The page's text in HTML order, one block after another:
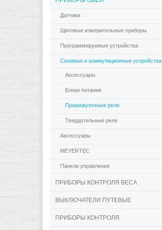
Датчики
Щитовые измерительные приборы
Программируемые устройства
Силовые и коммутационные устройства
Аксессуары
Блоки питания
Промежуточные реле
Твердотельные реле
Аксессуары
MEYERTEC
Панели управления
ПРИБОРЫ КОНТРОЛЯ ВЕСА
ВЫКЛЮЧАТЕЛИ ПУТЕВЫЕ
ПРИБОРЫ КОНТРОЛЯ